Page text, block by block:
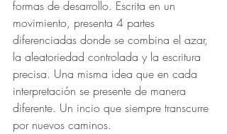
formas de desarrollo. Escrita en un
movimiento, presenta 4 partes
diferenciadas donde se combina el azar,
la aleatoriedad controlada y la escritura
precisa. Una misma idea que en cada
interpretación se presente de manera
diferente. Un incio que siempre transcurre
por nuevos caminos.